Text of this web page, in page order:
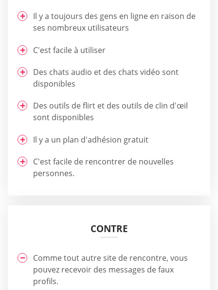
Il y a toujours des gens en ligne en raison de
ses nombreux utilisateurs
C'est facile à utiliser
Des chats audio et des chats vidéo sont
disponibles
Des outils de flirt et des outils de clin d'œil
sont disponibles
Il y a un plan d'adhésion gratuit
C'est facile de rencontrer de nouvelles
personnes.
CONTRE
Comme tout autre site de rencontre, vous
pouvez recevoir des messages de faux
profils.